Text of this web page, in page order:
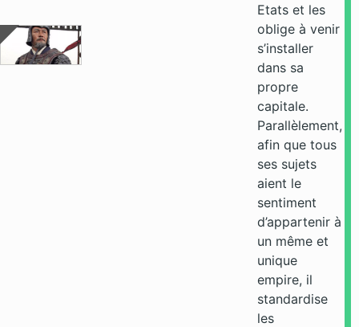
Etats et les
oblige à venir
s’installer
dans sa
propre
capitale.
Parallèlement,
afin que tous
ses sujets
aient le
sentiment
d’appartenir à
un même et
unique
empire, il
standardise
les